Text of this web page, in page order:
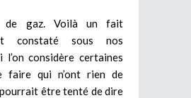
de gaz. Voilà un fait
constaté sous nos
l’on considère certaines
faire qui n’ont rien de
pourrait être tenté de dire